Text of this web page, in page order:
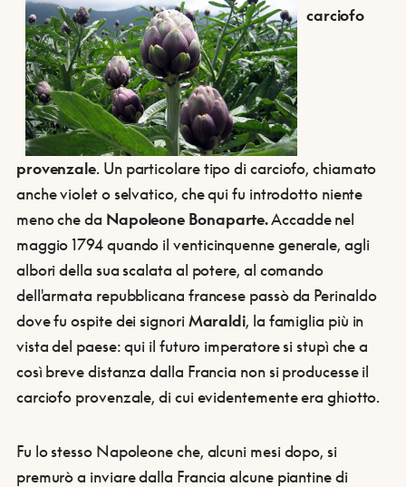
carciofo
provenzale. Un particolare tipo di carciofo, chiamato
anche violet o selvatico, che qui fu introdotto niente
meno che da Napoleone Bonaparte.Accadde nel
maggio 1794 quando il venticinquenne generale, agli
albori della sua scalata al potere, al comando
dell'armata repubblicana francese passò da Perinaldo
dove fu ospite dei signoriMaraldi, la famiglia più in
vista del paese: qui il futuro imperatore si stupì che a
così breve distanza dalla Francia non si producesse il
carciofo provenzale, di cui evidentemente era ghiotto.
Fu lo stesso Napoleone che, alcuni mesi dopo, si
premurò a inviare dalla Francia alcune piantine di